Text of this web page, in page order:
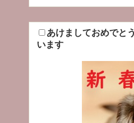
あけましておめでと
います